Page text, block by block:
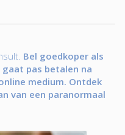
Bel goedkoper als
pas betalen na
medium. Ontdek
van een paranormaal